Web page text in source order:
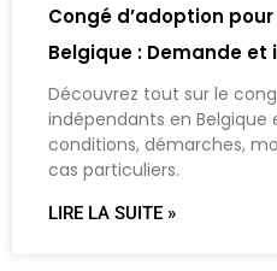
Congé d’adoption
Belgique : Demande et
Découvrez tout sur le
indépendants en Belgique
conditions, démarches,
cas particuliers.
LIRE LA SUITE »